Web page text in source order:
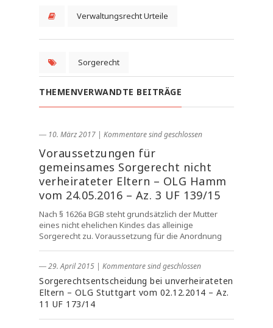
Verwaltungsrecht Urteile
Sorgerecht
THEMENVERWANDTE BEITRÄGE
― 10. März 2017 | Kommentare sind geschlossen
Voraussetzungen für
gemeinsames Sorgerecht nicht
verheirateter Eltern – OLG Hamm
vom 24.05.2016 – Az. 3 UF 139/15
Nach § 1626a BGB steht grundsätzlich der Mutter
eines nicht ehelichen Kindes das alleinige
Sorgerecht zu. Voraussetzung für die Anordnung
― 29. April 2015 | Kommentare sind geschlossen
Sorgerechtsentscheidung bei unverheirateten
Eltern – OLG Stuttgart vom 02.12.2014 – Az.
11 UF 173/14